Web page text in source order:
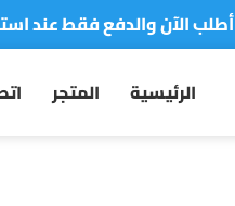
أطلب الآن والدفع فقط عند
الرئيسية المتجر